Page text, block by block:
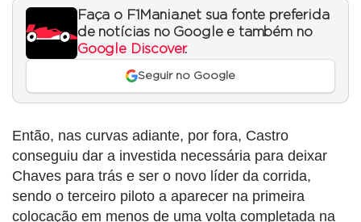
Faça o F1Mania.net sua fonte preferida
de notícias no Google e também no
Google Discover.
Seguir no Google
Então, nas curvas adiante, por fora, Castro
conseguiu dar a investida necessária para deixar
Chaves para trás e ser o novo líder da corrida,
sendo o terceiro piloto a aparecer na primeira
colocação em menos de uma volta completada na